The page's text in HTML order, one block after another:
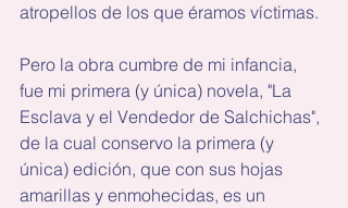
atropellos de los que éramos víctimas.
Pero la obra cumbre de mi infancia,
fue mi primera (y única) novela, "La
Esclava y el Vendedor de Salchichas",
de la cual conservo la primera (y
única) edición, que con sus hojas
amarillas y enmohecidas, es un